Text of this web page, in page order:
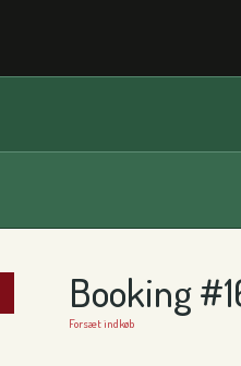
Booking
Forsæt indkøb